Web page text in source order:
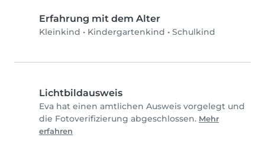
Erfahrung mit dem Alter
Kleinkind • Kindergartenkind • Schulkind
Lichtbildausweis
Eva hat einen amtlichen Ausweis vorgelegt und
die Fotoverifizierung abgeschlossen. Mehr
erfahren